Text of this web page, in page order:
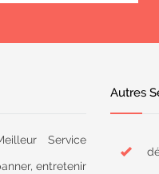
Service
entretenir
Autres